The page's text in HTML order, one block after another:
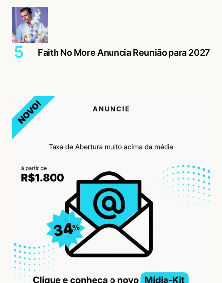
Faith No More Anuncia Reunião para 2027